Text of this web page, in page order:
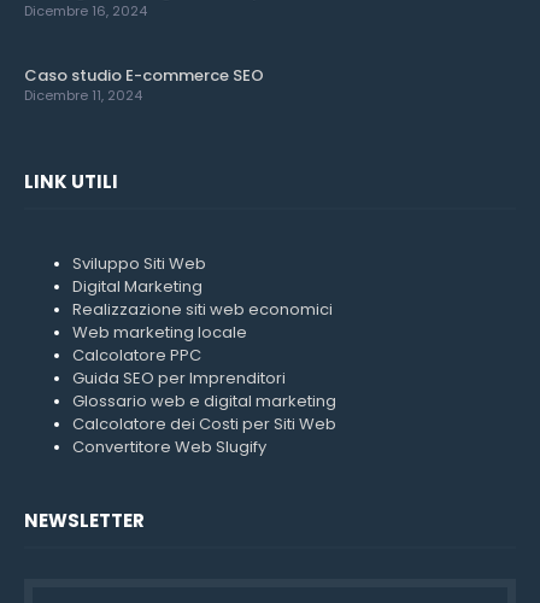
Dicembre 16, 2024
Caso studio E-commerce SEO
Dicembre 11, 2024
LINK UTILI
Sviluppo Siti Web
Digital Marketing
Realizzazione siti web economici
Web marketing locale
Calcolatore PPC
Guida SEO per Imprenditori
Glossario web e digital marketing
Calcolatore dei Costi per Siti Web
Convertitore Web Slugify
NEWSLETTER